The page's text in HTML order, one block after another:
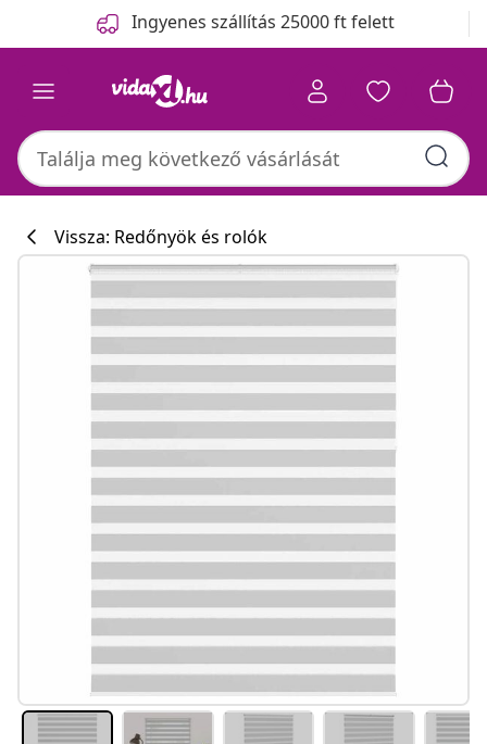
Ingyenes szállítás 25000 ft felett
Vissza: Redőnyök és rolók